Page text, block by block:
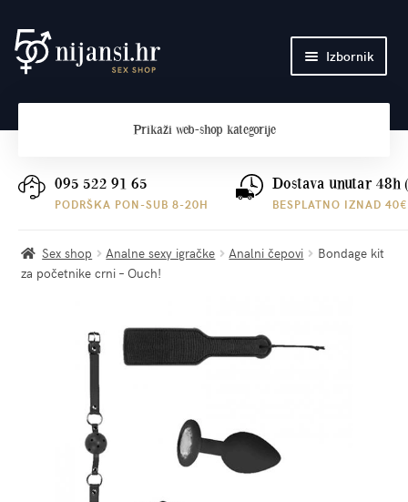
Preskoči
na
Skoči
do
Izbornik
Plaćanje i dostava
Prikaži web-shop kategorije
095 522 91 65
PODRŠKA PON-SUB 8-20H
Dostava unutar 48h
BESPLATNO IZNAD 40€
Sex shop Analne sexy igračke Analni čepovi
Bondage kit
za početnike crni – Ouch!